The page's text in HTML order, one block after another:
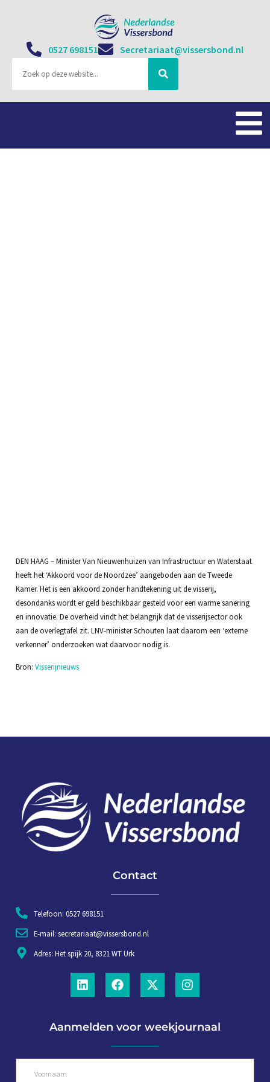
0527 698151 Secretariaat@vissersbond.nl
DEN HAAG – Minister Van Nieuwenhuizen van Infrastructuur en Waterstaat
heeft het ‘Akkoord voor de Noordzee’ aangeboden aan de Tweede
Kamer. Het is een akkoord zonder handtekening uit de visserij,
desondanks wordt er geld beschikbaar gesteld voor een warme sanering
en innovatie. De overheid vindt het belangrijk dat de visserijsector ook
aan de overlegtafel zit. LNV-minister Schouten laat daarom een ‘externe
verkenner’ onderzoeken wat daarvoor nodig is.
Bron: Visserijnieuws
Contact
Telefoon: 0527 698151
E-mail: secretariaat@vissersbond.nl
Adres: Het spijk 20, 8321 WT Urk
Aanmelden voor weekjournaal